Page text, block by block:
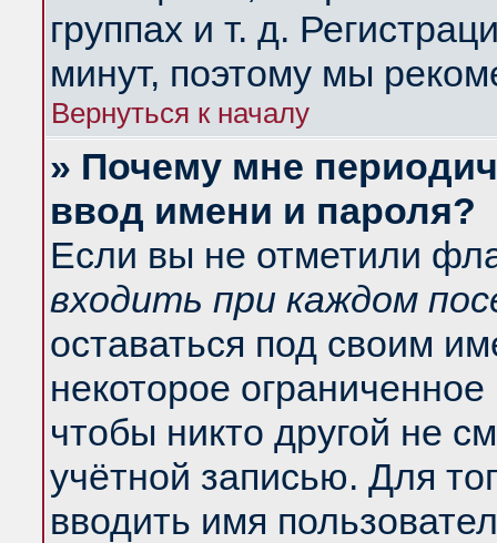
группах и т. д.
минут, поэтому мы
Вернуться к началу
» Почему мне
ввод имени и пароля?
Если вы не отметили
входить при каждом
оставаться под своим
некоторое
чтобы никто другой не
учётной записью. Для
вводить имя